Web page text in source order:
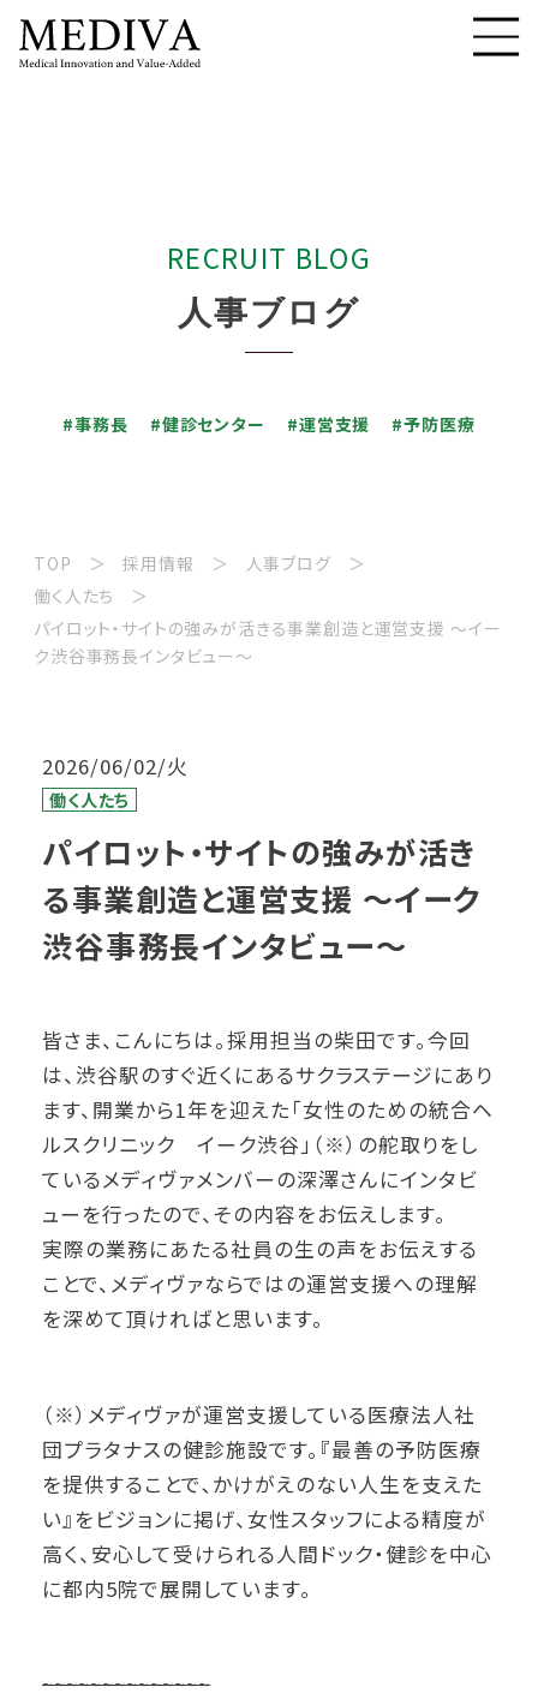
RECRUIT BLOG
人事ブロ グ
#事務長 #健診センター #運営支援 #予防医療
TOP 採用情報
人事ブログ
働く人たち
パイロット・サイトの強みが活きる事業創造と運営支援 ～イー
ク渋谷事務長インタビュー～
2026/06/02/火
働く人たち
パイロット・サイトの強みが活き
る事業創造と運営支援 ～イーク
渋谷事務長インタビュー～
皆さま、こんにちは。採用担当の柴田です。今回
は、渋谷駅のすぐ近くにあるサクラステージにあり
ます、開業から1年を迎えた「女性のための統合ヘ
ルスクリニック イーク渋谷」（※）の舵取りをし
ているメディヴァメンバーの深澤さんにインタビ
ューを行ったので、その内容をお伝えします。
実際の業務にあたる社員の生の声をお伝えする
ことで、メディヴァならではの運営支援への理解
を深めて頂ければと思います。
（※）メディヴァが運営支援している医療法人社
団プラタナスの健診施設です。『最善の予防医療
を提供することで､かけがえのない人生を支えた
い』をビジョンに掲げ、女性スタッフによる精度が
高く、安心して受けられる人間ドック・健診を中心
に都内5院で展開しています。
~~~~~~~~~~~~~~